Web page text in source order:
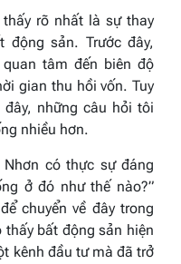
rõ nhất là sự thay
sản. Trước đây,
tâm đến biên độ
gian thu hồi vốn. Tuy
những câu hỏi tôi
nhiều hơn.
Nhơn có thực sự đáng
ở đó như thế nào?”
chuyển về đây trong
bất động sản hiện
kênh đầu tư mà đã trở